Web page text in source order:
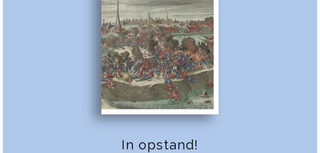
In opstand!